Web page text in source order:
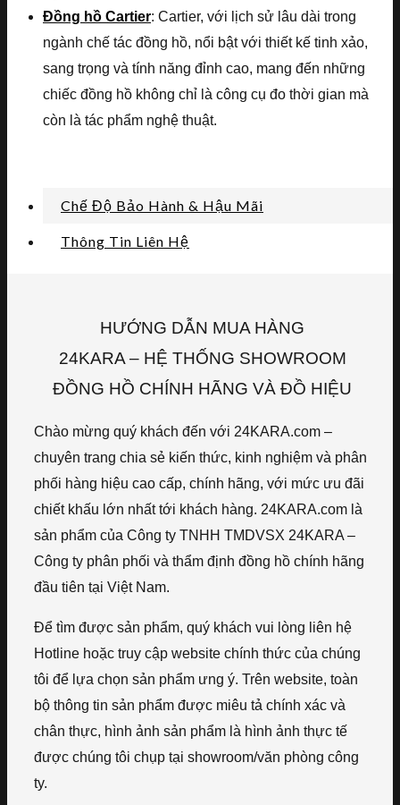
Đồng hồ Cartier: Cartier, với lịch sử lâu dài trong
ngành chế tác đồng hồ, nổi bật với thiết kế tinh xảo,
sang trọng và tính năng đỉnh cao, mang đến những
chiếc đồng hồ không chỉ là công cụ đo thời gian mà
còn là tác phẩm nghệ thuật.
Chế Độ Bảo Hành & Hậu Mãi
Thông Tin Liên Hệ
HƯỚNG DẪN MUA HÀNG
24KARA – HỆ THỐNG SHOWROOM
ĐỒNG HỒ CHÍNH HÃNG VÀ ĐỒ HIỆU
Chào mừng quý khách đến với 24KARA.com –
chuyên trang chia sẻ kiến thức, kinh nghiệm và phân
phối hàng hiệu cao cấp, chính hãng, với mức ưu đãi
chiết khấu lớn nhất tới khách hàng. 24KARA.com là
sản phẩm của Công ty TNHH TMDVSX 24KARA –
Công ty phân phối và thẩm định đồng hồ chính hãng
đầu tiên tại Việt Nam.
Để tìm được sản phẩm, quý khách vui lòng liên hệ
Hotline hoặc truy cập website chính thức của chúng
tôi để lựa chọn sản phẩm ưng ý. Trên website, toàn
bộ thông tin sản phẩm được miêu tả chính xác và
chân thực, hình ảnh sản phẩm là hình ảnh thực tế
được chúng tôi chụp tại showroom/văn phòng công
ty.